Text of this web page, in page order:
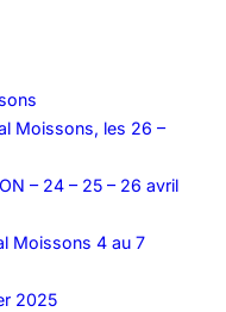
Moissons, les 26 –
– 24 – 25 – 26 avril
Moissons 4 au 7
2025